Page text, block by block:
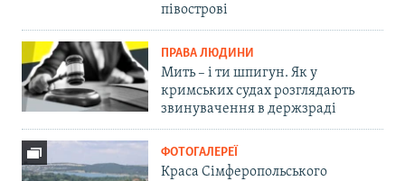
півострові
ПРАВА ЛЮДИНИ
Мить – і ти шпигун. Як у
кримських судах розглядають
звинувачення в держзраді
ФОТОГАЛЕРЕЇ
Краса Сімферопольського